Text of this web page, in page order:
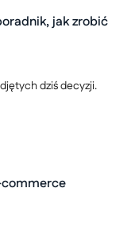
jak zrobić
dziś decyzji.